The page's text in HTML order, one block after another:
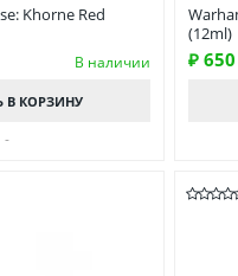
Khorne Red
В наличии
В КОРЗИНУ
-
(12ml)
₽ 650